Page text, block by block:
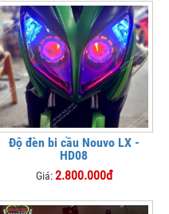
Độ đèn bi cầu Nouvo LX -
HD08
Giá:2.800.000đ